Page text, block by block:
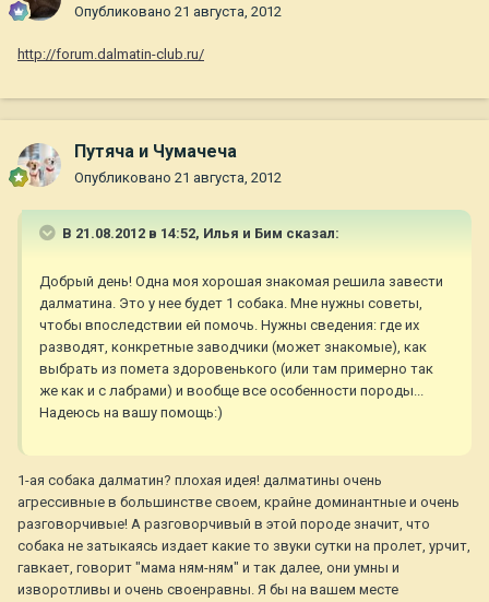
Опубликовано 21 августа, 2012
http://forum.dalmatin-club.ru/
Путяча и Чумачеча
Опубликовано 21 августа, 2012
В 21.08.2012 в 14:52, Илья и Бим сказал:
Добрый день! Одна моя хорошая знакомая решила завести
далматина. Это у нее будет 1 собака. Мне нужны советы,
чтобы впоследствии ей помочь. Нужны сведения: где их
разводят, конкретные заводчики (может знакомые), как
выбрать из помета здоровенького (или там примерно так
же как и с лабрами) и вообще все особенности породы...
Надеюсь на вашу помощь:)
1-ая собака далматин? плохая идея! далматины очень
агрессивные в большинстве своем, крайне доминантные и очень
разговорчивые! А разговорчивый в этой породе значит, что
собака не затыкаясь издает какие то звуки сутки на пролет, урчит,
гавкает, говорит "мама ням-ням" и так далее, они умны и
изворотливы и очень своенравны. Я бы на вашем месте